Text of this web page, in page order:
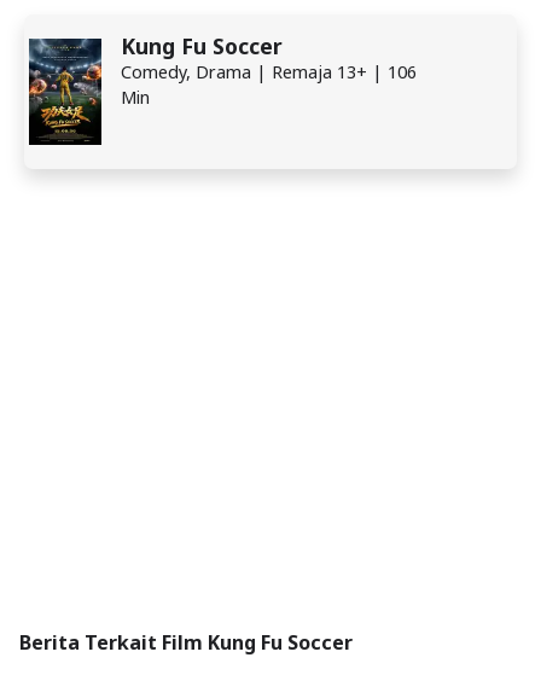
Kung Fu Soccer
Comedy, Drama | Remaja 13+ | 106
Min
Berita Terkait Film Kung Fu Soccer